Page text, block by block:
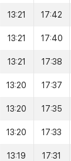
13:21 17:42
13:21 17:40
13:21 17:38
13:20 17:37
13:20 17:35
13:20 17:33
13:19 17:31